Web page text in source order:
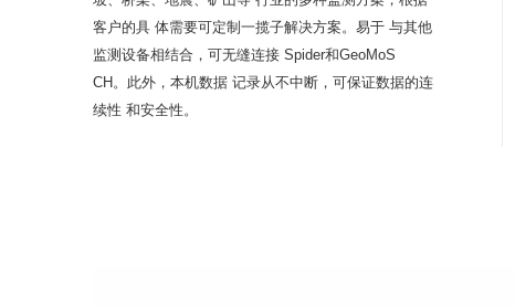
客户的具 体需要可定制一揽子解决方案。易于 与其他
监测设备相结合，可无缝连接 Spider和GeoMoS
CH。此外，本机数据 记录从不中断，可保证数据的连
续性 和安全性。